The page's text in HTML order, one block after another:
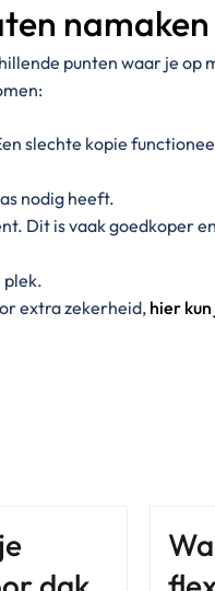
namaken
punten waar je op
slechte kopie
nodig heeft.
Dit is vaak goedkoper
plek.
extra zekerheid, hier